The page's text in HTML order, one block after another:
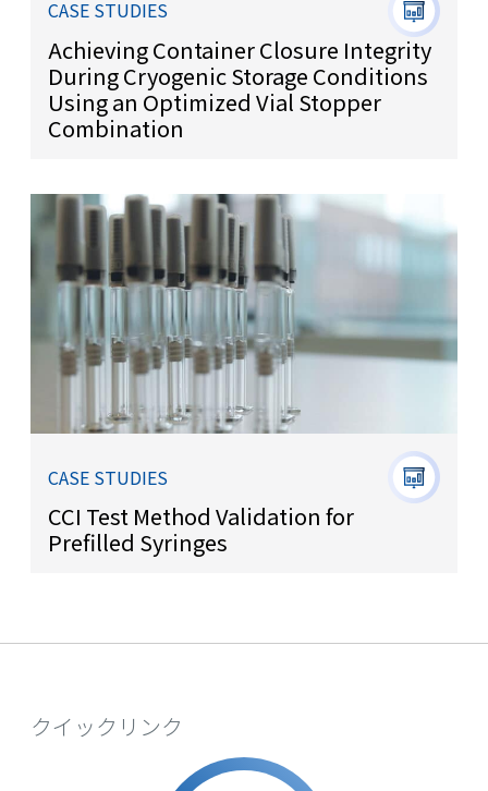
CASE STUDIES
Achieving Container Closure Integrity
During Cryogenic Storage Conditions
Using an Optimized Vial Stopper
Combination
CASE STUDIES
CCI Test Method Validation for
Prefilled Syringes
クイックリンク